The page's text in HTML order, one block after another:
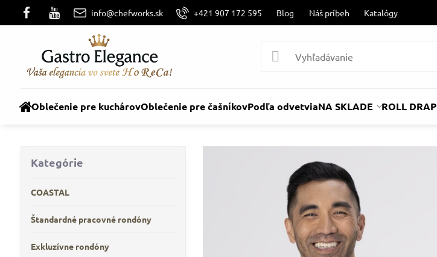
info@chefworks.sk +421 907 172 595 Blog Náš príbeh Katalógy
Oblečenie pre kuchárovOblečenie pre čašníkovPodľa odvetviaNA SKLADE ROLL DRAP
Kategórie
COASTAL
Štandardné pracovné rondóny
Exkluzívne rondóny